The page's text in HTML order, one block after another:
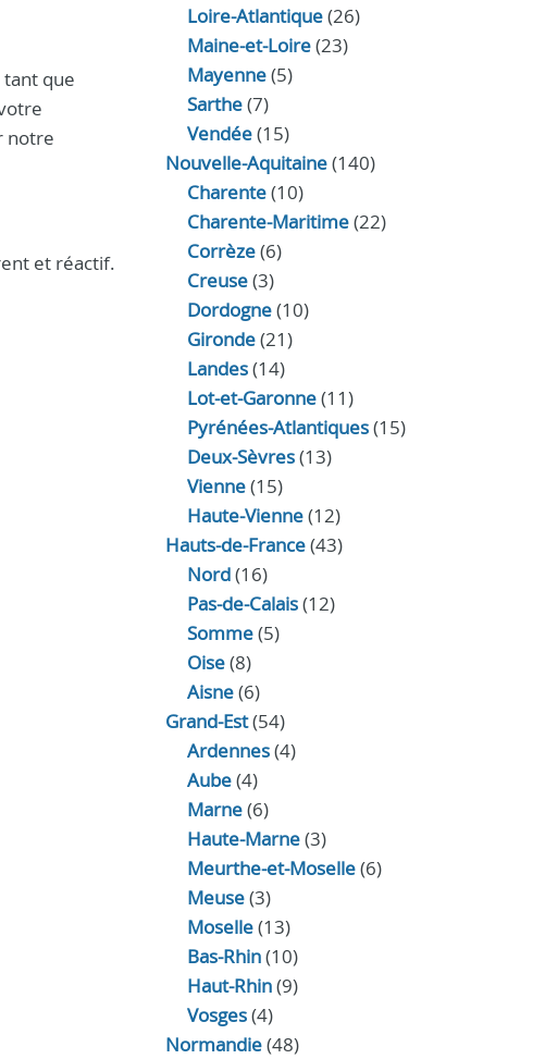
que
notre
et réactif.
Loire-Atlantique(26)
Maine-et-Loire(23)
Mayenne(5)
Sarthe(7)
Vendée(15)
Nouvelle-Aquitaine(140)
Charente(10)
Charente-Maritime(22)
Corrèze(6)
Creuse(3)
Dordogne(10)
Gironde(21)
Landes(14)
Lot-et-Garonne(11)
Pyrénées-Atlantiques(15)
Deux-Sèvres(13)
Vienne(15)
Haute-Vienne(12)
Hauts-de-France(43)
Nord(16)
Pas-de-Calais(12)
Somme(5)
Oise(8)
Aisne(6)
Grand-Est(54)
Ardennes(4)
Aube(4)
Marne(6)
Haute-Marne(3)
Meurthe-et-Moselle(6)
Meuse(3)
Moselle(13)
Bas-Rhin(10)
Haut-Rhin(9)
Vosges(4)
Normandie(48)